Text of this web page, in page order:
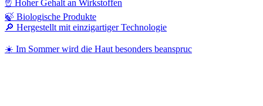
☝️ Hoher Gehalt an Wirkstoffen
🍃 Biologische Produkte
🔎 Hergestellt mit einzigartiger Technologie
☀️ Im Sommer wird die Haut besonders beanspruc